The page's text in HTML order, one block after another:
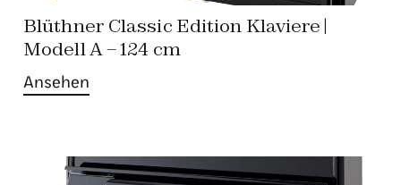
Blüthner Classic Edition Klaviere |
Modell A – 124 cm
Ansehen